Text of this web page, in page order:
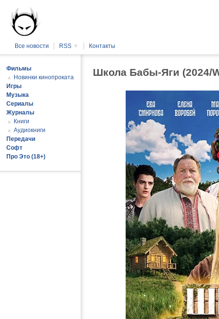
Все новости RSS ▼ Контакты
Школа Бабы-Яги (2024/
Фильмы
▲ Новинки кинопроката
Игры
Музыка
Сериалы
Журналы
▲ Книги
▲ Аудиокниги
Передачи
Софт
Про Это (18+)